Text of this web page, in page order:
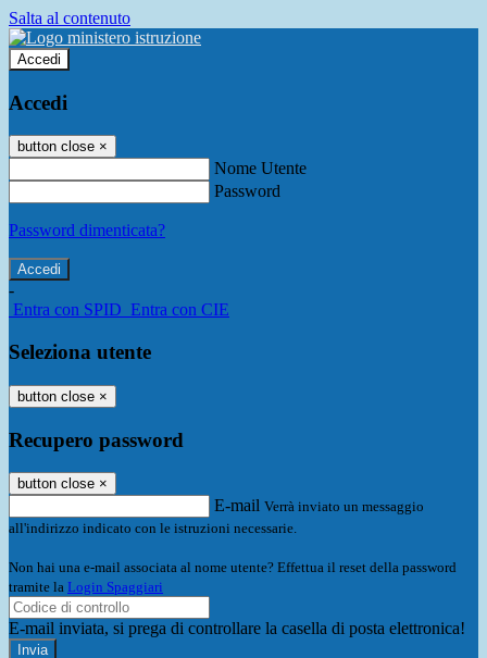
Salta al contenuto
Accedi
Accedi
button close ×
Nome Utente
Password
Password dimenticata?
-
Entra con SPID Entra con CIE
Seleziona utente
button close ×
Recupero password
button close ×
E-mail Verrà inviato un messaggio
all'indirizzo indicato con le istruzioni necessarie.
Non hai una e-mail associata al nome utente? Effettua il reset della password
tramite la Login Spaggiari
E-mail inviata, si prega di controllare la casella di posta elettronica!